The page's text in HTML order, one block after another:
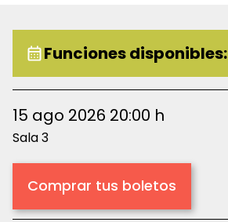
Funciones disponibles:
15 ago 2026 20:00 h
Sala 3
Comprar tus boletos